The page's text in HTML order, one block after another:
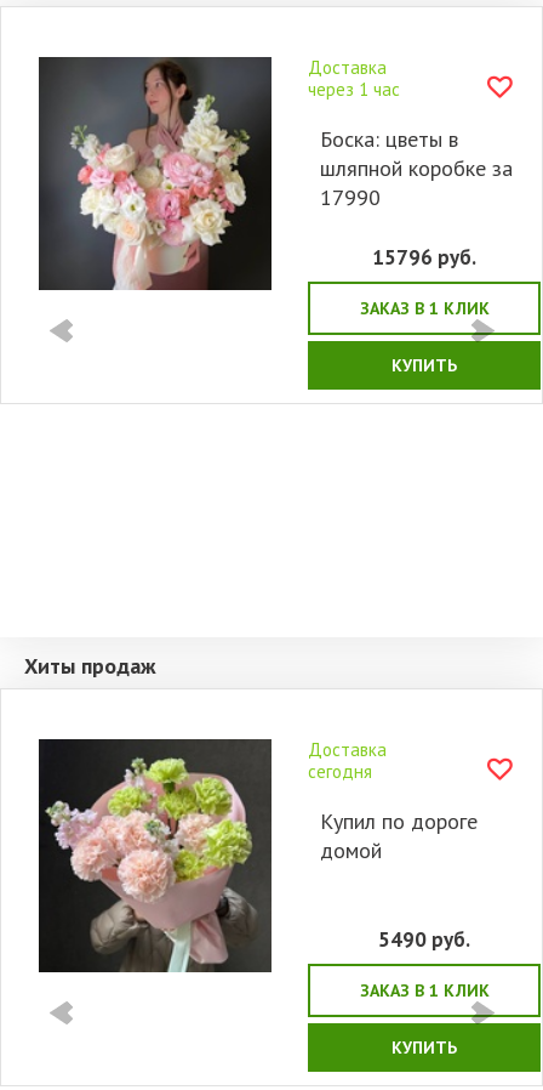
Доставка
через 1 час
Боска: цветы в
шляпной коробке за
17990
15796 руб.
ЗАКАЗ В 1 КЛИК
КУПИТЬ
Хиты продаж
Доставка
сегодня
Купил по дороге
домой
5490 руб.
ЗАКАЗ В 1 КЛИК
КУПИТЬ